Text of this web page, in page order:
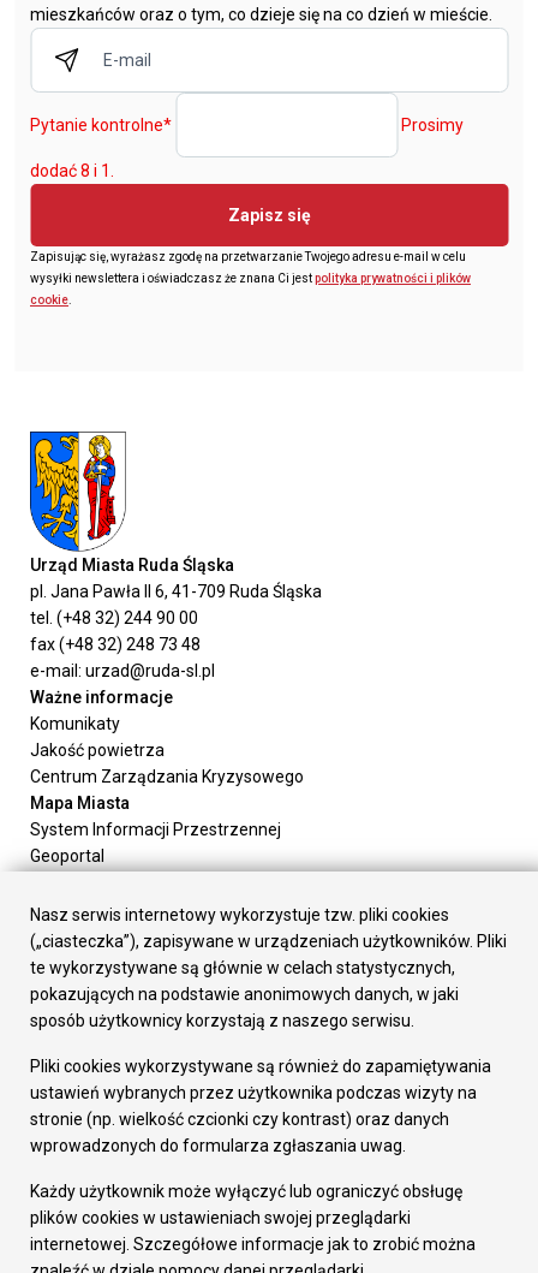
mieszkańców oraz o tym, co dzieje się na co dzień w mieście.
Pytanie kontrolne* Prosimy
dodać 8 i 1.
Zapisz się
Zapisując się, wyrażasz zgodę na przetwarzanie Twojego adresu e-mail w celu
wysyłki newslettera i oświadczasz że znana Ci jestpolityka prywatności i plików
cookie
Urząd Miasta Ruda Śląska
pl. Jana Pawła II 6, 41-709 Ruda Śląska
tel. (+48 32) 244 90 00
fax (+48 32) 248 73 48
e-mail: urzad@ruda-sl.pl
Ważne informacje
Komunikaty
Jakość powietrza
Centrum Zarządzania Kryzysowego
Mapa Miasta
System Informacji Przestrzennej
Geoportal
Załatw sprawę
Prezydent Miasta
Rada Miasta
Wydziały
Elektroniczna Skrzynka Podawcza
Gospodarka
Fundusze europejskie
Środki krajowe
Oferty inwestycyjne
Pozostałe
Deklaracja dostępności
Dane osobowe
Nasz serwis internetowy wykorzystuje tzw. pliki cookies
(„ciasteczka”), zapisywane w urządzeniach użytkowników. Pliki
te wykorzystywane są głównie w celach statystycznych,
pokazujących na podstawie anonimowych danych, w jaki
sposób użytkownicy korzystają z naszego serwisu.
Pliki cookies wykorzystywane są również do zapamiętywania
ustawień wybranych przez użytkownika podczas wizyty na
stronie (np. wielkość czcionki czy kontrast) oraz danych
wprowadzonych do formularza zgłaszania uwag.
Każdy użytkownik może wyłączyć lub ograniczyć obsługę
plików cookies w ustawieniach swojej przeglądarki
internetowej. Szczegółowe informacje jak to zrobić można